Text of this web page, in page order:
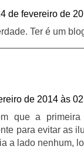
de fevereiro de
Ter é um
de 2014 às
que a
para evitar as
a lado nenhum,